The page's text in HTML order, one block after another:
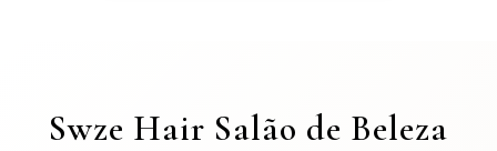
Swze Hair Salão de Beleza